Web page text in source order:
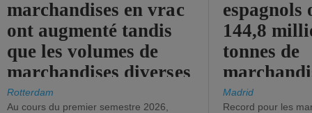
marchandises en vrac
ont augmenté tandis
que les volumes de
marchandises diverses
ont diminué.
Rotterdam
Au cours du premier semestre 2026,
144,8
tonnes de
(+2,9%).
Madrid
Record pour les